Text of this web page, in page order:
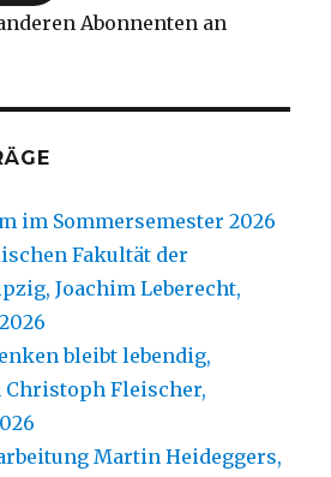
Abonnenten an
im Sommersemester 2026
Fakultät der
Joachim Leberecht,
bleibt lebendig,
Christoph Fleischer,
Martin Heideggers,